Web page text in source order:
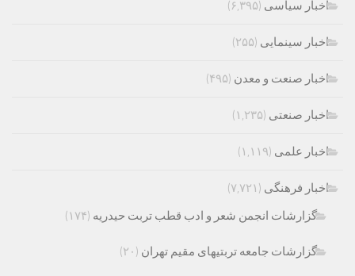
اخبار سیاسی (۶,۳۹۵)
اخبار سینمایی (۲۵۵)
اخبار صنعت و معدن (۴۹۵)
اخبار صنعتی (۱,۲۳۵)
اخبار علمی (۱,۱۱۹)
اخبار فرهنگی (۷,۷۲۱)
گزارشات انجمن شعر و ادب قطب تربت حیدریه (۱۷۴)
گزارشات جامعه تربتیهای مقیم تهران (۲۰)